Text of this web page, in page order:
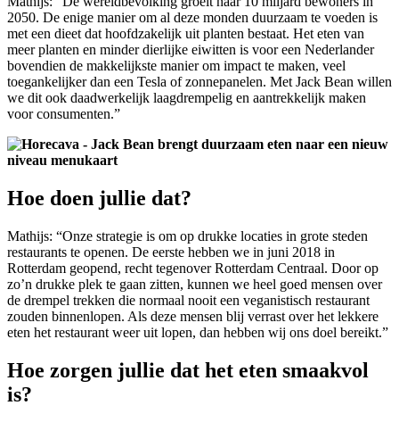
2050. De enige manier om al deze monden duurzaam te voeden is
met een dieet dat hoofdzakelijk uit planten bestaat. Het eten van
meer planten en minder dierlijke eiwitten is voor een Nederlander
bovendien de makkelijkste manier om impact te maken, veel
toegankelijker dan een Tesla of zonnepanelen. Met Jack Bean willen
we dit ook daadwerkelijk laagdrempelig en aantrekkelijk maken
voor consumenten.”
Hoe doen jullie dat?
Mathijs: “Onze strategie is om op drukke locaties in grote steden
restaurants te openen. De eerste hebben we in juni 2018 in
Rotterdam geopend, recht tegenover Rotterdam Centraal. Door op
zo’n drukke plek te gaan zitten, kunnen we heel goed mensen over
de drempel trekken die normaal nooit een veganistisch restaurant
zouden binnenlopen. Als deze mensen blij verrast over het lekkere
eten het restaurant weer uit lopen, dan hebben wij ons doel bereikt.”
Hoe zorgen jullie dat het eten smaakvol
is?